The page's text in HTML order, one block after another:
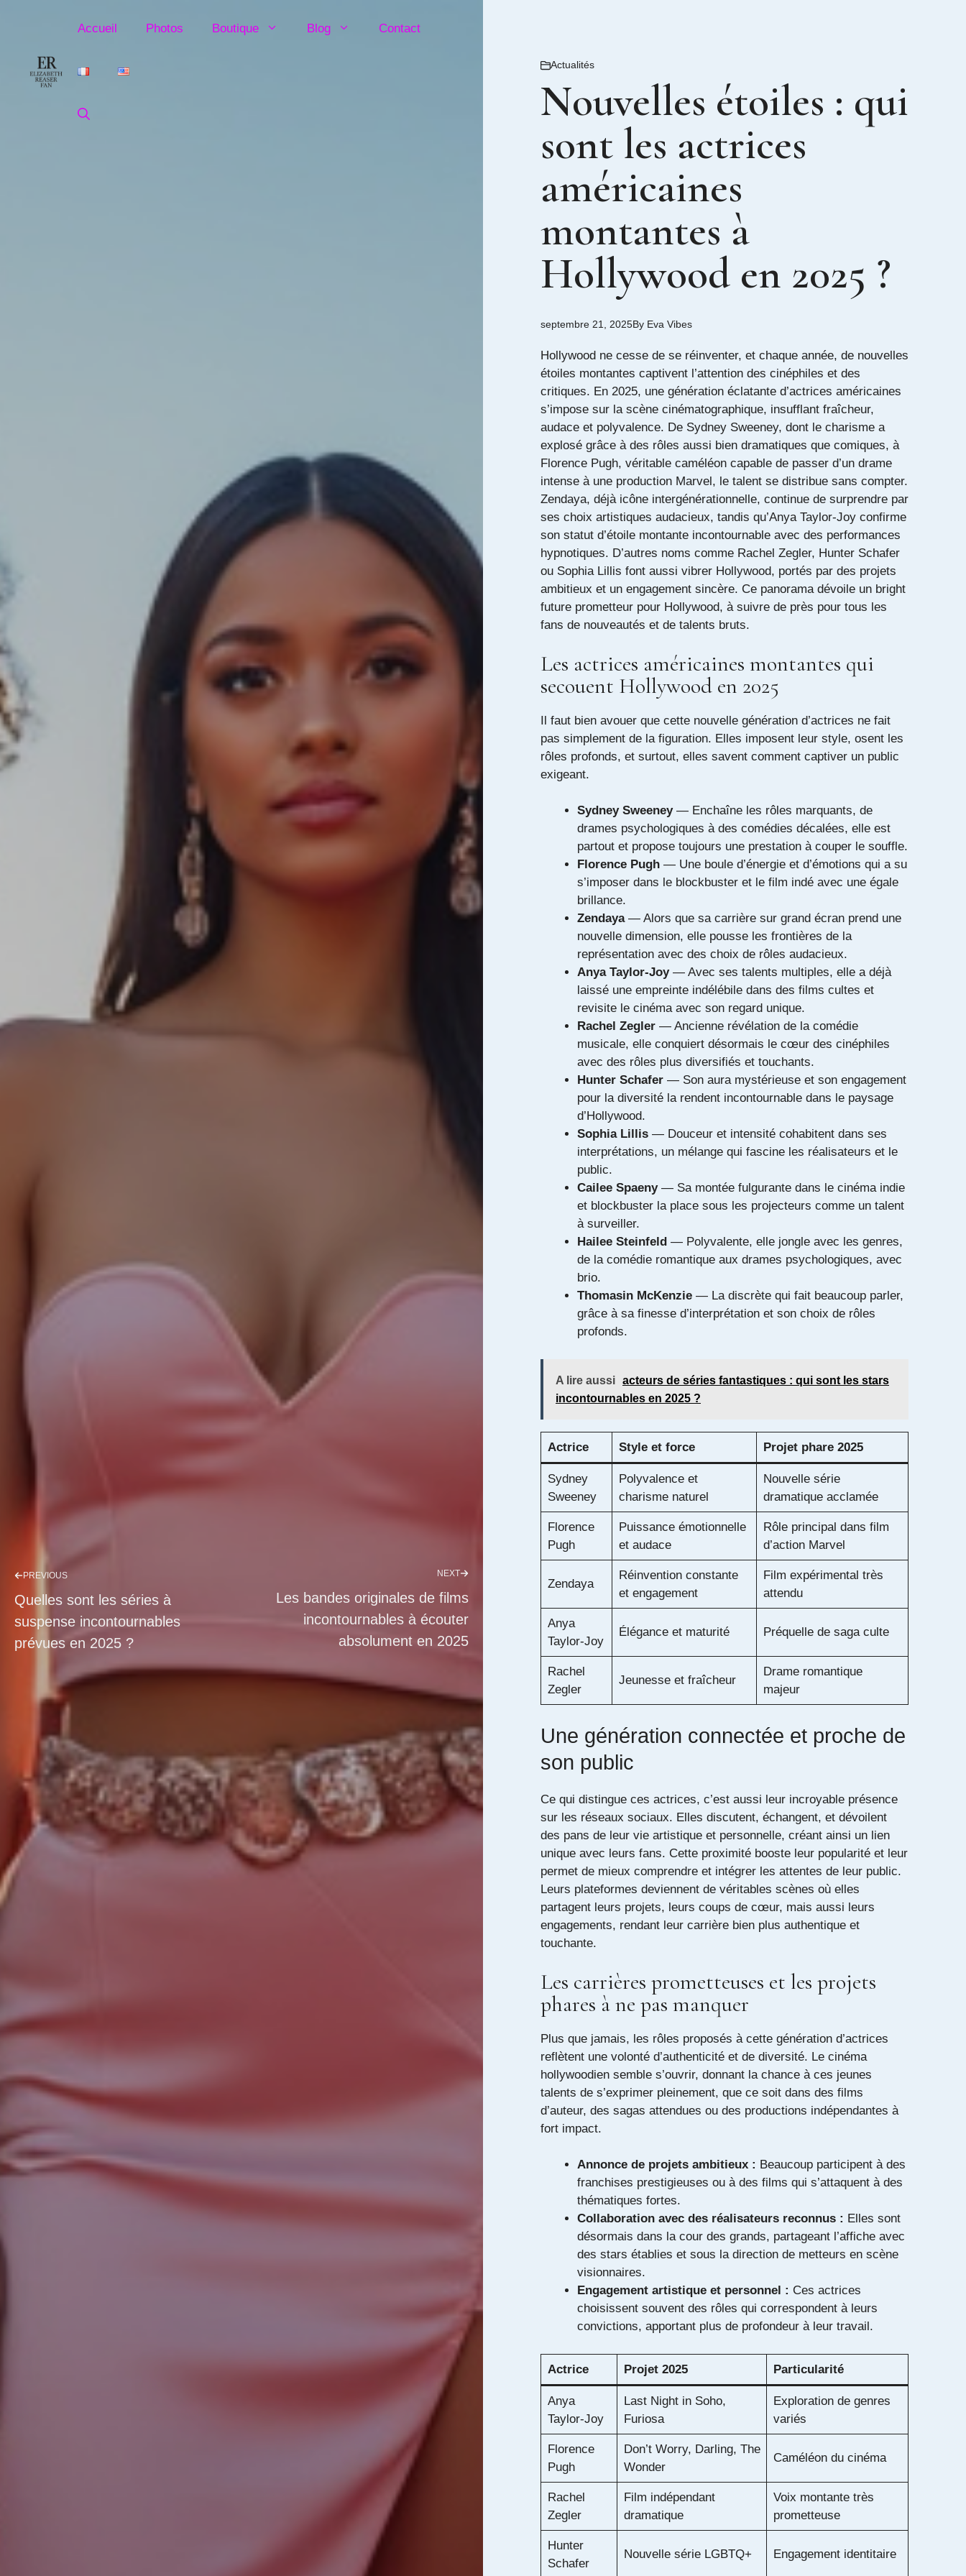
Accueil Photos Boutique Blog Contact
PREVIOUS
Quelles sont les séries à
suspense incontournables
prévues en 2025 ?
NEXT
Les bandes originales de films
incontournables à écouter
absolument en 2025
Actualités
Nouvelles étoiles : qui
sont les actrices
américaines
montantes à
Hollywood en 2025 ?
septembre 21, 2025By Eva Vibes
Hollywood ne cesse de se réinventer, et chaque année, de nouvelles
étoiles montantes captivent l’attention des cinéphiles et des
critiques. En 2025, une génération éclatante d’actrices américaines
s’impose sur la scène cinématographique, insufflant fraîcheur,
audace et polyvalence. De Sydney Sweeney, dont le charisme a
explosé grâce à des rôles aussi bien dramatiques que comiques, à
Florence Pugh, véritable caméléon capable de passer d’un drame
intense à une production Marvel, le talent se distribue sans compter.
Zendaya, déjà icône intergénérationnelle, continue de surprendre par
ses choix artistiques audacieux, tandis qu’Anya Taylor-Joy confirme
son statut d’étoile montante incontournable avec des performances
hypnotiques. D’autres noms comme Rachel Zegler, Hunter Schafer
ou Sophia Lillis font aussi vibrer Hollywood, portés par des projets
ambitieux et un engagement sincère. Ce panorama dévoile un bright
future prometteur pour Hollywood, à suivre de près pour tous les
fans de nouveautés et de talents bruts.
Les actrices américaines montantes qui
secouent Hollywood en 2025
Il faut bien avouer que cette nouvelle génération d’actrices ne fait
pas simplement de la figuration. Elles imposent leur style, osent les
rôles profonds, et surtout, elles savent comment captiver un public
exigeant.
Sydney Sweeney— Enchaîne les rôles marquants, de
drames psychologiques à des comédies décalées, elle est
partout et propose toujours une prestation à couper le souffle.
Florence Pugh — Une boule d’énergie et d’émotions qui a su
s’imposer dans le blockbuster et le film indé avec une égale
brillance.
Zendaya— Alors que sa carrière sur grand écran prend une
nouvelle dimension, elle pousse les frontières de la
représentation avec des choix de rôles audacieux.
Anya Taylor-Joy— Avec ses talents multiples, elle a déjà
laissé une empreinte indélébile dans des films cultes et
revisite le cinéma avec son regard unique.
Rachel Zegler — Ancienne révélation de la comédie
musicale, elle conquiert désormais le cœur des cinéphiles
avec des rôles plus diversifiés et touchants.
Hunter Schafer — Son aura mystérieuse et son engagement
pour la diversité la rendent incontournable dans le paysage
d’Hollywood.
Sophia Lillis — Douceur et intensité cohabitent dans ses
interprétations, un mélange qui fascine les réalisateurs et le
public.
Cailee Spaeny— Sa montée fulgurante dans le cinéma indie
et blockbuster la place sous les projecteurs comme un talent
à surveiller.
Hailee Steinfeld — Polyvalente, elle jongle avec les genres,
de la comédie romantique aux drames psychologiques, avec
brio.
Thomasin McKenzie — La discrète qui fait beaucoup parler,
grâce à sa finesse d’interprétation et son choix de rôles
profonds.
A lire aussi acteurs de séries fantastiques : qui sont les stars
incontournables en 2025 ?
Actrice Style et force Projet phare 2025
Sydney
Sweeney
Polyvalence et
charisme naturel
Nouvelle série
dramatique acclamée
Florence
Pugh
Puissance émotionnelle
et audace
Rôle principal dans film
d’action Marvel
Zendaya
Réinvention constante
et engagement
Film expérimental très
attendu
Anya
Taylor-Joy
Élégance et maturité Préquelle de saga culte
Rachel
Zegler
Jeunesse et fraîcheur
Drame romantique
majeur
Une génération connectée et proche de
son public
Ce qui distingue ces actrices, c’est aussi leur incroyable présence
sur les réseaux sociaux. Elles discutent, échangent, et dévoilent
des pans de leur vie artistique et personnelle, créant ainsi un lien
unique avec leurs fans. Cette proximité booste leur popularité et leur
permet de mieux comprendre et intégrer les attentes de leur public.
Leurs plateformes deviennent de véritables scènes où elles
partagent leurs projets, leurs coups de cœur, mais aussi leurs
engagements, rendant leur carrière bien plus authentique et
touchante.
Les carrières prometteuses et les projets
phares à ne pas manquer
Plus que jamais, les rôles proposés à cette génération d’actrices
reflètent une volonté d’authenticité et de diversité. Le cinéma
hollywoodien semble s’ouvrir, donnant la chance à ces jeunes
talents de s’exprimer pleinement, que ce soit dans des films
d’auteur, des sagas attendues ou des productions indépendantes à
fort impact.
Annonce de projets ambitieux : Beaucoup participent à des
franchises prestigieuses ou à des films qui s’attaquent à des
thématiques fortes.
Collaboration avec des réalisateurs reconnus : Elles sont
désormais dans la cour des grands, partageant l’affiche avec
des stars établies et sous la direction de metteurs en scène
visionnaires.
Engagement artistique et personnel : Ces actrices
choisissent souvent des rôles qui correspondent à leurs
convictions, apportant plus de profondeur à leur travail.
Actrice Projet 2025 Particularité
Anya
Taylor-Joy
Last Night in Soho,
Furiosa
Exploration de genres
variés
Florence
Pugh
Don’t Worry, Darling, The
Wonder
Caméléon du cinéma
Rachel
Zegler
Film indépendant
dramatique
Voix montante très
prometteuse
Hunter
Schafer
Nouvelle série LGBTQ+ Engagement identitaire